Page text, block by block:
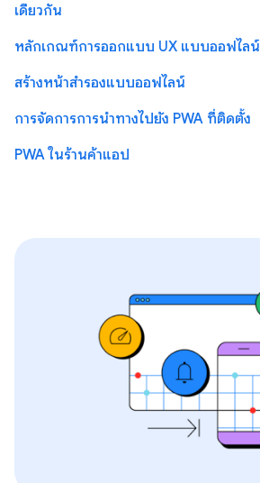
เดียวกัน
หลักเกณฑ์การออกแบบ UX แบบออฟไลน์
สร้างหน้าสำรองแบบออฟไลน์
การจัดการการนำทางไปยัง PWA ที่ติดตั้ง
PWA ในร้านค้าแอป